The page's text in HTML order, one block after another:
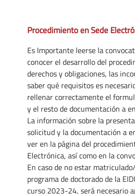
Procedimiento en Sede
Es Importante leerse la
conocer el desarrollo del
derechos y obligaciones, las
saber qué requisitos es
rellenar correctamente el
y el resto de documentación a
La información sobre la
solicitud y la documentación a
ver en la página del
Electrónica, así como en la
En caso de no estar
programa de doctorado de la
curso 2023-24, será necesario